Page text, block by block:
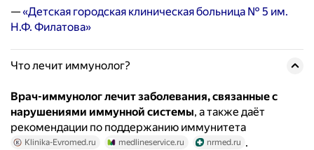
—«Детская городская клиническая больница № 5 им.
Н.Ф. Филатова»
Что лечит иммунолог?
Врач-иммунолог лечит заболевания, связанные с
нарушениями иммунной системы, а также даёт
рекомендации по поддержанию иммунитета
Klinika-Evromed.ru medlineservice.ru nrmed.ru .